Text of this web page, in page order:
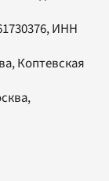
ИНН
Коптевская
,